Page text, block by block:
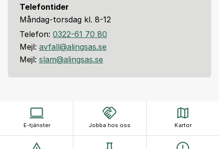
Telefontider
Måndag-torsdag kl. 8-12
Telefon: 0322-61 70 80
Mejl: avfall@alingsas.se
Mejl: slam@alingsas.se
E-tjänster Jobba hos oss Kartor